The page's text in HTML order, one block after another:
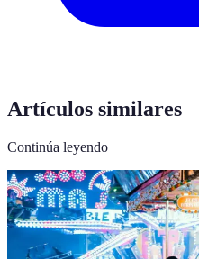
Artículos similares
Continúa leyendo